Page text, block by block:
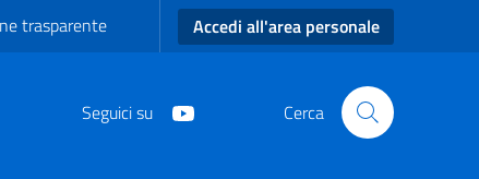
trasparente Accedi all'area personale
Seguici su Cerca